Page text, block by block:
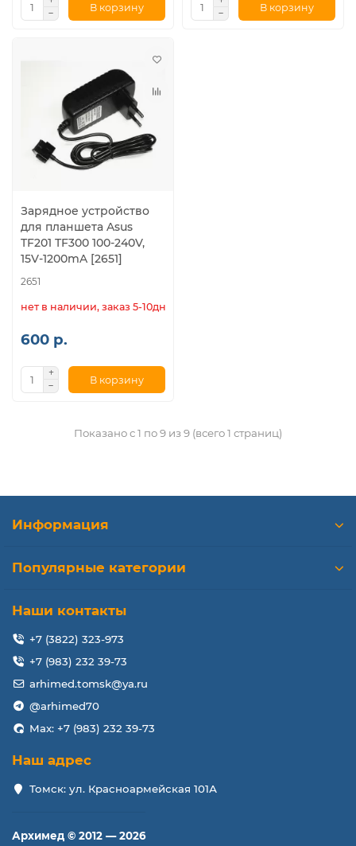
В корзину В корзину
Зарядное устройство
для планшета Asus
TF201 TF300 100-240V,
15V-1200mA [2651]
2651
нет в наличии, заказ 5-10дн.
600 р.
В корзину
Показано с 1 по 9 из 9 (всего 1 страниц)
Информация
Популярные категории
Наши контакты
+7 (3822) 323-973
+7 (983) 232 39-73
arhimed.tomsk@ya.ru
@arhimed70
Max: +7 (983) 232 39-73
Наш адрес
Томск: ул. Красноармейская 101А
Архимед © 2012 — 2026